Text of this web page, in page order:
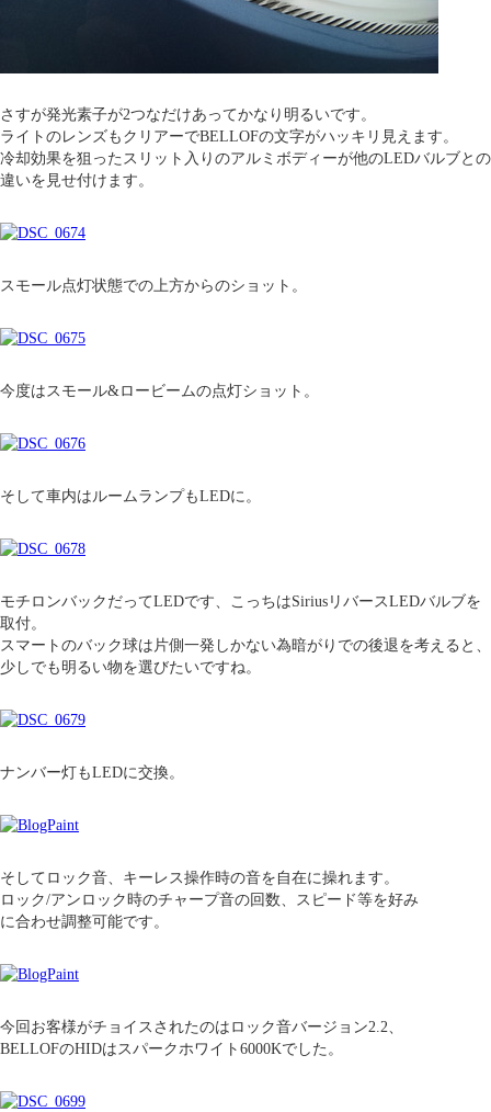
さすが発光素子が2つなだけあってかなり明るいです。
ライトのレンズもクリアーでBELLOFの文字がハッキリ見えます。
冷却効果を狙ったスリット入りのアルミボディーが他のLEDバルブとの
違いを見せ付けます。
スモール点灯状態での上方からのショット。
今度はスモール&ロービームの点灯ショット。
そして車内はルームランプもLEDに。
モチロンバックだってLEDです、こっちはSiriusリバースLEDバルブを
取付。
スマートのバック球は片側一発しかない為暗がりでの後退を考えると、
少しでも明るい物を選びたいですね。
ナンバー灯もLEDに交換。
そしてロック音、キーレス操作時の音を自在に操れます。
ロック/アンロック時のチャープ音の回数、スピード等を好み
に合わせ調整可能です。
今回お客様がチョイスされたのはロック音バージョン2.2、
BELLOFのHIDはスパークホワイト6000Kでした。